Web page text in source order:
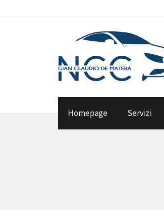
Homepage Servizi